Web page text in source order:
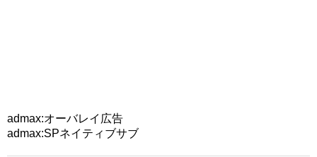
admax:オーバレイ広告
admax:SPネイティブサブ